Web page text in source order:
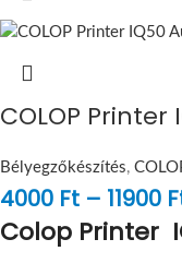
COLOP
Bélyegzőkészítés,
4000 Ft – 11900
Colop Printer